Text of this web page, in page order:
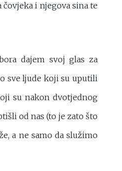
i njegova sina te
dajem svoj glas za
sve ljude koji su uputili
su nakon dvotjednog
od nas (to je zato što
a ne samo da služimo